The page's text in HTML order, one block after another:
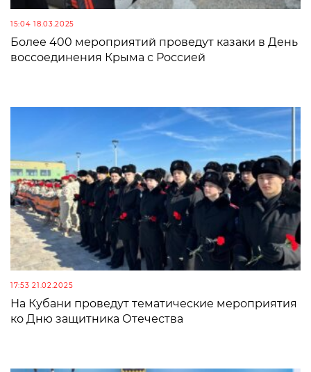
15:04 18.03.2025
Более 400 мероприятий проведут казаки в День
воссоединения Крыма с Россией
17:53 21.02.2025
На Кубани проведут тематические мероприятия
ко Дню защитника Отечества